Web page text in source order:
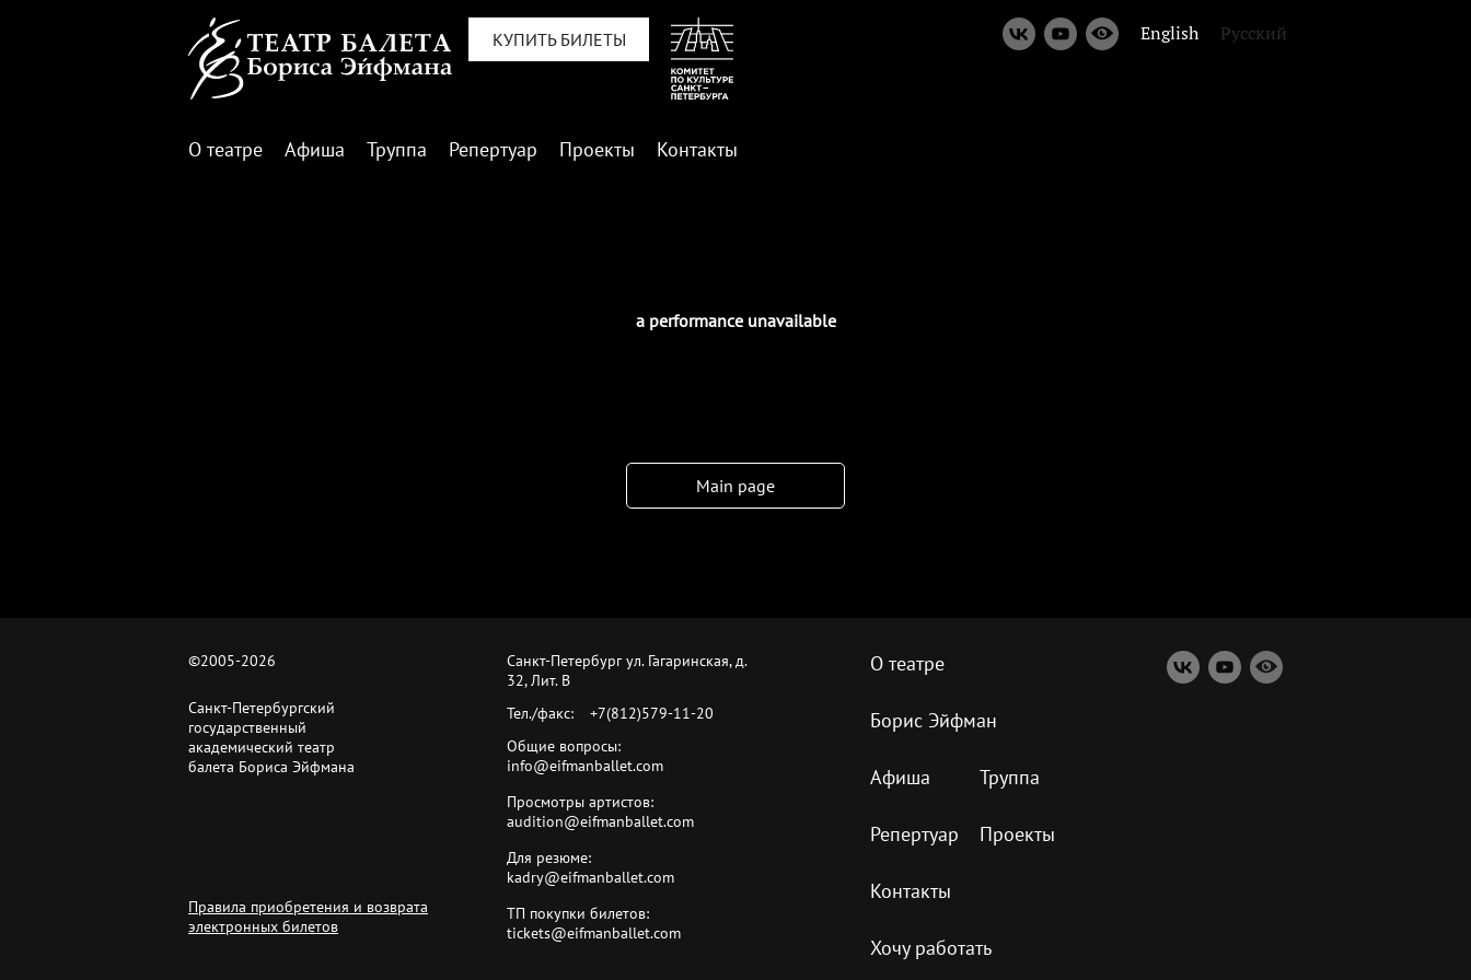
КУПИТЬ БИЛЕТЫ English Русский
О театре Афиша Труппа Репертуар Проекты Контакты
a performance unavailable
Main page
©2005-2026
Санкт-Петербургский
государственный
академический театр
балета Бориса Эйфмана
Правила приобретения и возврата
электронных билетов
Санкт-Петербург ул. Гагаринская, д.
32, Лит. B
Тел./факс:
+7(812)579-11-20
Общие вопросы:
info@eifmanballet.com
Просмотры артистов:
audition@eifmanballet.com
Для резюме:
kadry@eifmanballet.com
ТП покупки билетов:
tickets@eifmanballet.com
О театре
Борис Эйфман
Афиша Труппа
Репертуар Проекты
Контакты
Хочу работать